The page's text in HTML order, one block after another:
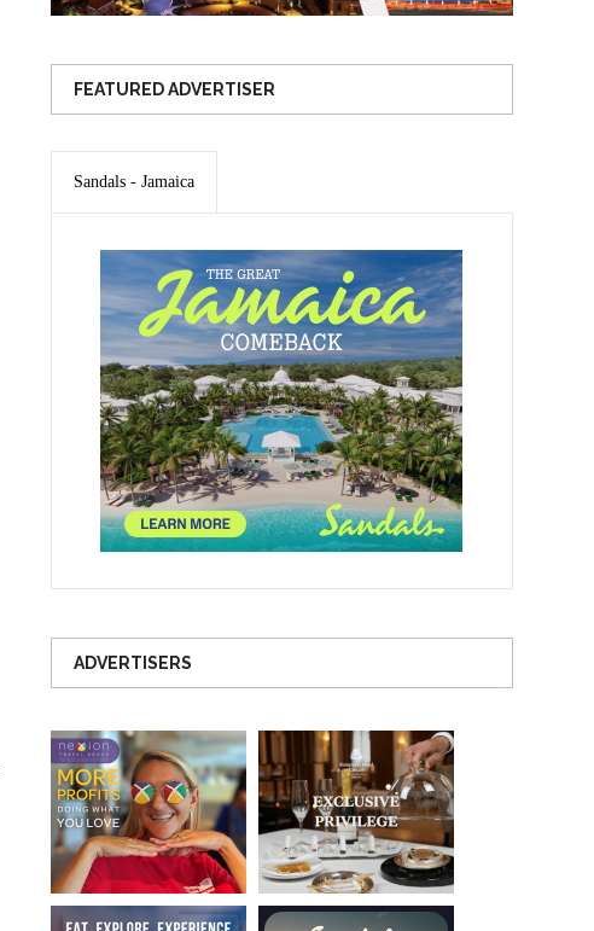
FEATURED ADVERTISER
Sandals - Jamaica
ADVERTISERS